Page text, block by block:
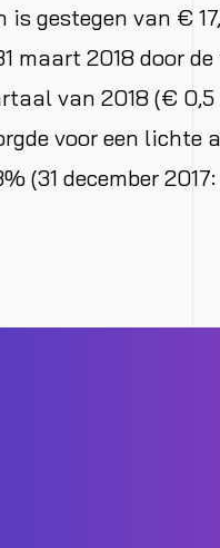
is gestegen van €
maart 2018 door
van 2018 (€
voor een lichte
(31 december 2017: